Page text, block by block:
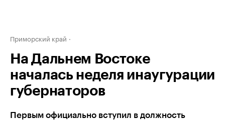
Приморский край
На Дальнем Востоке
началась неделя инаугурации
губернаторов
Первым официально вступил в должность